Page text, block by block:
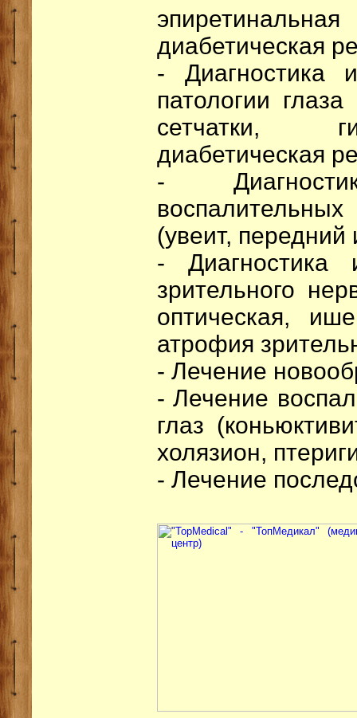
диабетическая
- Диагностика
патологии
сетчатки,
диабетическая
-
(увеит, передний
- Диагностика
зрительного
оптическая,
атрофия
- Лечение
- Лечение
глаз
холязион,
- Лечение